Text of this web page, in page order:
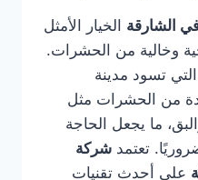
الشارقة الخيار الأمثل
وخالية من الحشرات.
تسود مدينة
من الحشرات مثل
ما يجعل الحاجة
تعتمد شركة
على أحدث تقنيات